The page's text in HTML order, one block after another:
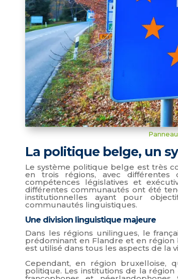
La politique belge, un
Le système politique belge est très
en trois régions, avec différentes
compétences législatives et
différentes communautés ont été
institutionnelles ayant pour
communautés linguistiques.
Une division linguistique majeure
Dans les régions unilingues, le
prédominant en Flandre et en région
est utilisé dans tous les aspects de la
Cependant, en région bruxelloise,
politique. Les institutions de la